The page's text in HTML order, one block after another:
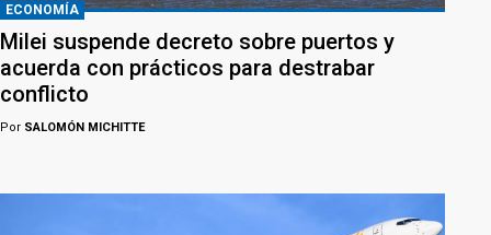
ECONOMÍA
Milei suspende decreto sobre puertos y
acuerda con prácticos para destrabar
conflicto
Por SALOMÓN MICHITTE